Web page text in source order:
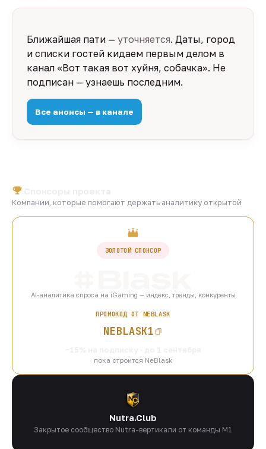
Ближайшая пати — уточняется. Даты, город
и списки гостей кидаем первым делом в
канал «Вот такая вот хуйня, собачка». Не
подписан — узнаешь последним.
Все анонсы — в канале
Компании, которые помогают держать аналитику открытой
ЗОЛОТОЙ СПОНСОР
AI-аналитика спроса на iGaming — индекс, тренды, конкуренты
ПРОМОКОД ОТ NEBLASK
NEBLASK1
пока строится NeBlask
Nutra.Club
Закрытое сообщество Nutra-вертикали от команды M1